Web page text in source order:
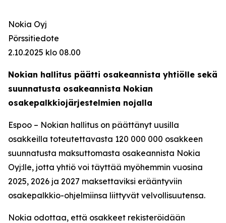
Nokia Oyj
Pörssitiedote
2.10.2025 klo 08.00
Nokian hallitus päätti osakeannista yhtiölle sekä
suunnatusta osakeannista Nokian
osakepalkkiojärjestelmien nojalla
Espoo – Nokian hallitus on päättänyt uusilla
osakkeilla toteutettavasta 120 000 000 osakkeen
suunnatusta maksuttomasta osakeannista Nokia
Oyj:lle, jotta yhtiö voi täyttää myöhemmin vuosina
2025, 2026 ja 2027 maksettaviksi erääntyviin
osakepalkkio-ohjelmiinsa liittyvät velvollisuutensa.
Nokia odottaa, että osakkeet rekisteröidään